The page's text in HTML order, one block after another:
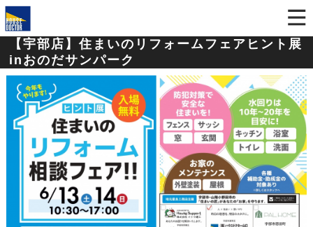
【宇部店】住まいのリフォームフェアヒント展
inおのだサンパーク